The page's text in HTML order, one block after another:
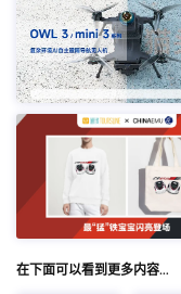
在下面可以看到更多内容…